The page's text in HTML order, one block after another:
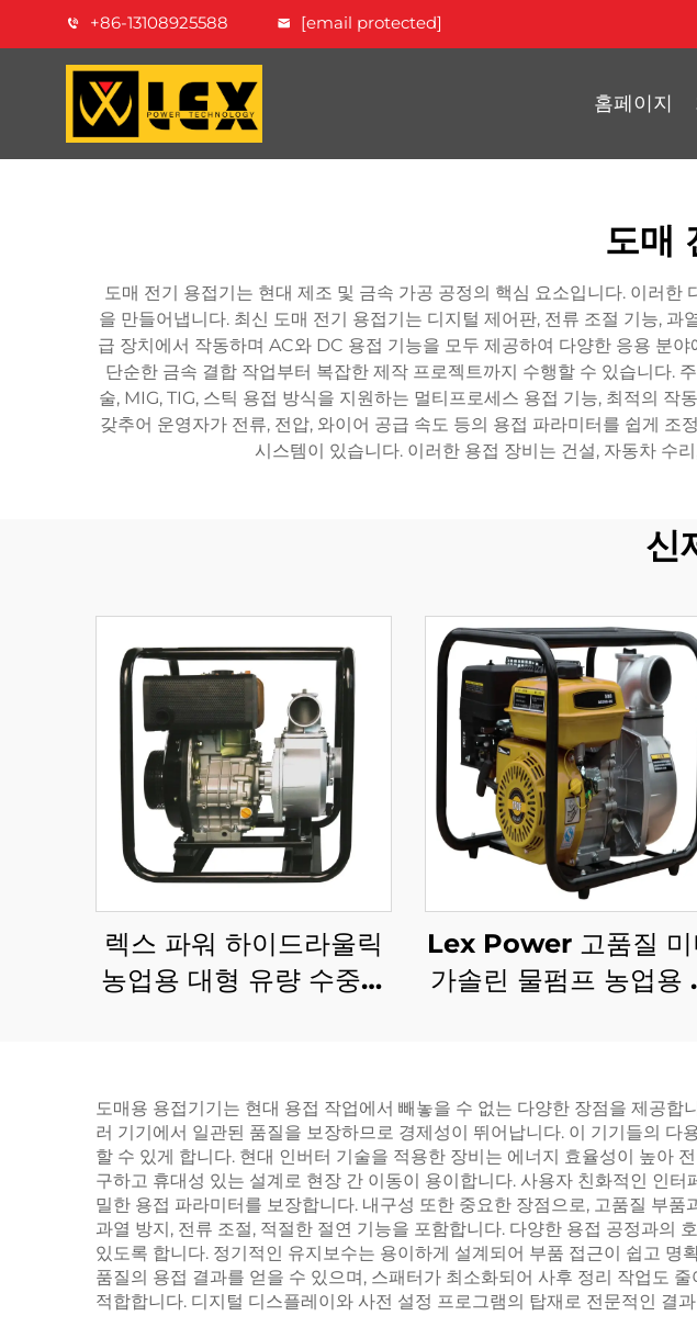
+86-13108925588 [email protected]
홈페이지
도매
도매 전기 용접기는 현대 제조 및 금속 가공 공정의 핵심 요소입니다. 이러
을 만들어냅니다. 최신 도매 전기 용접기는 디지털 제어판, 전류 조절 기능,
급 장치에서 작동하며 AC와 DC 용접 기능을 모두 제공하여 다양한 응용 분
단순한 금속 결합 작업부터 복잡한 제작 프로젝트까지 수행할 수 있습니다.
술, MIG, TIG, 스틱 용접 방식을 지원하는 멀티프로세스 용접 기능, 최적의
갖추어 운영자가 전류, 전압, 와이어 공급 속도 등의 용접 파라미터를 쉽게
시스템이 있습니다. 이러한 용접 장비는 건설, 자동차 수
신
렉스 파워 하이드라울릭
농업용 대형 유량 수중펌
Lex Power 고품질 미
가솔린 물펌프 농업용
도매용 용접기기는 현대 용접 작업에서 빼놓을 수 없는 다양한 장점을 제공
러 기기에서 일관된 품질을 보장하므로 경제성이 뛰어납니다. 이 기기들의
할 수 있게 합니다. 현대 인버터 기술을 적용한 장비는 에너지 효율성이 높아
구하고 휴대성 있는 설계로 현장 간 이동이 용이합니다. 사용자 친화적인 인
밀한 용접 파라미터를 보장합니다. 내구성 또한 중요한 장점으로, 고품질 부
과열 방지, 전류 조절, 적절한 절연 기능을 포함합니다. 다양한 용접 공정과의
있도록 합니다. 정기적인 유지보수는 용이하게 설계되어 부품 접근이 쉽고
품질의 용접 결과를 얻을 수 있으며, 스패터가 최소화되어 사후 정리 작업도
적합합니다. 디지털 디스플레이와 사전 설정 프로그램의 탑재로 전문적인 결